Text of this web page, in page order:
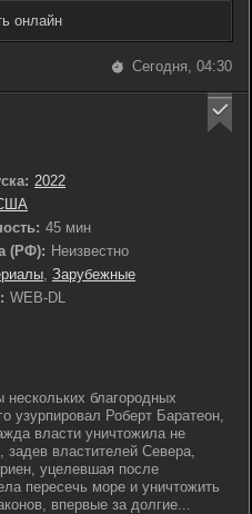
онлайн
Сегодня, 04:30
2022
45 мин
(РФ): Неизвестно
, Зарубежные
WEB-DL
благородных
узурпировал Роберт Баратеон,
власти уничтожила не
задев властителей Севера,
уцелевшая после
пересечь море и уничтожить
впервые за долгие...